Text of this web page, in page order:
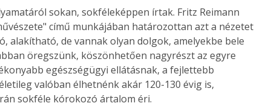
sokan, sokféleképpen írtak. Fritz Reimann
című munkájában határozottan azt a nézetet
alakítható, de vannak olyan dolgok, amelyekbe bele
öregszünk, köszönhetően nagyrészt az egyre
egészségügyi ellátásnak, a fejlettebb
valóban élhetnénk akár 120-130 évig is,
sokféle kórokozó ártalom éri.